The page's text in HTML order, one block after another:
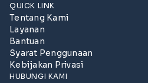
QUICK LINK
Tentang Kami
Layanan
Bantuan
Syarat Penggunaan
Kebijakan Privasi
HUBUNGI KAMI